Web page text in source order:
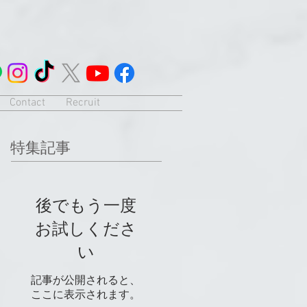
Contact Recruit
特集記事
後でもう一度
お試しくださ
い
記事が公開されると、
ここに表示されます。